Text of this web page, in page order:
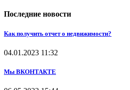
Последние новости
Как получить отчет о недвижимости?
04.01.2023 11:32
Мы ВКОНТАКТЕ